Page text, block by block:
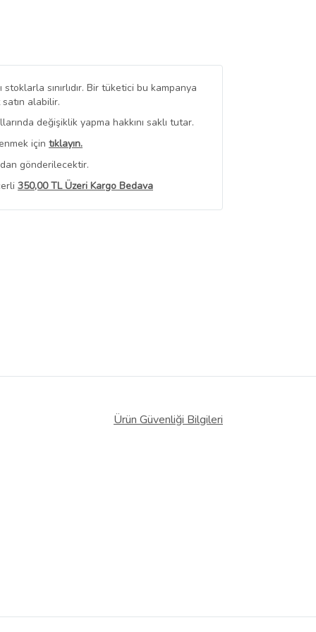
stoklarla sınırlıdır. Bir tüketici bu kampanya
alabilir.
değişiklik yapma hakkını saklı tutar.
için tıklayın.
gönderilecektir.
350,00 TL Üzeri Kargo Bedava
Ürün Güvenliği Bilgileri